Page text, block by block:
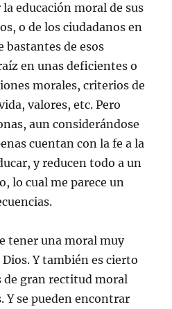
educación moral de sus
o de los ciudadanos en
bastantes de esos
en unas deficientes o
morales, criterios de
valores, etc. Pero
aun considerándose
cuentan con la fe a la
y reducen todo a un
lo cual me parece un
tener una moral muy
Y también es cierto
de gran rectitud moral
Y se pueden encontrar